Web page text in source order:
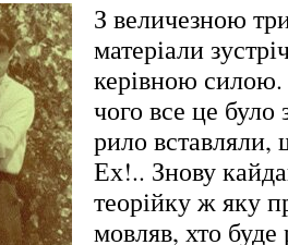
З величезною
матеріали
керівною
чого все це було
рило вставляли,
Ех!.. Знову
теорійку ж яку
мовляв, хто буде